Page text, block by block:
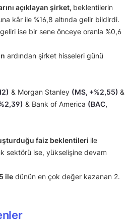
açıklayan şirket, beklentilerin
kâr ile %16,8 altında gelir bildirdi.
geliri ise bir sene önceye oranla %0,6
ardından şirket hisseleri günü
& Morgan Stanley (MS, +%2,55) &
& Bank of America (BAC,
faiz beklentileri ile
sektörü ise, yükselişine devam
ile dünün en çok değer kazanan 2.